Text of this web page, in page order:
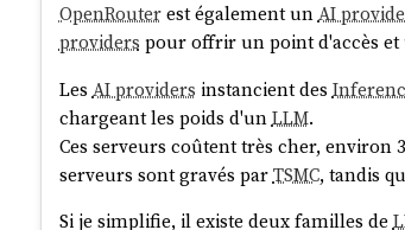
OpenRouterest également unAI
providers pour offrir un point d'accès
Les AI providers instancient des
chargeant les poids d'unLLM.
Ces serveurs coûtent très cher, environ
serveurs sont gravés parTSMC, tandis
Si je simplifie, il existe deux familles de